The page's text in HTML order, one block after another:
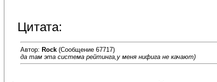
Цитата:
Автор: Rock (Сообщение 67717)
да там эта система рейтинга,у меня нифига не качают)